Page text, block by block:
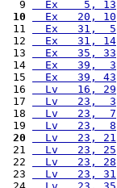
  9
  Ex    5, 13
10
  Ex   20, 10
11
  Ex   31,  5
12
  Ex   31, 14
13
  Ex   35, 33
14
  Ex   39,  3
15
  Ex   39, 43
16
  Lv   16, 29
17
  Lv   23,  3
18
  Lv   23,  7
19
  Lv   23,  8
20
  Lv   23, 21
21
  Lv   23, 25
22
  Lv   23, 28
23
  Lv   23, 31